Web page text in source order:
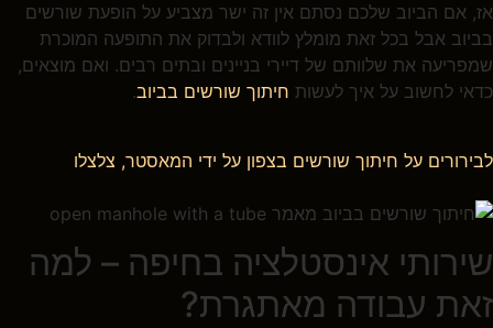
אז, אם הביוב שלכם נסתם אין זה ישר מצביע על הופעת שורשים
בביוב אבל בכל זאת מומלץ לוודא ולבדוק את התופעה המוכרת
שמפריעה את שלוותם של דיירי בניינים ובתים רבים. ואם מוצאים,
כדאי לחשוב על איך לעשות חיתוך שורשים בביוב.
לבירורים על חיתוך שורשים בצפון על ידי המאסטר, צלצלו
שירותי אינסטלציה בחיפה – למה
זאת עבודה מאתגרת?